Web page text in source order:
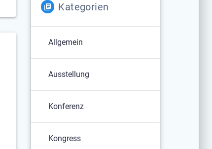
Kategorien
Allgemein
Ausstellung
Konferenz
Kongress